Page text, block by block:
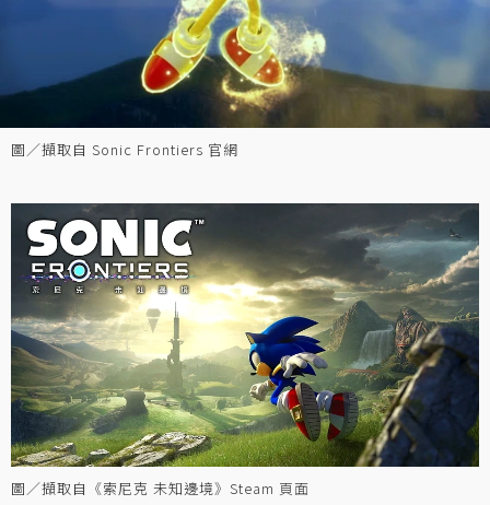
圖／擷取自 Sonic Frontiers 官網
圖／擷取自《索尼克 未知邊境》Steam 頁面